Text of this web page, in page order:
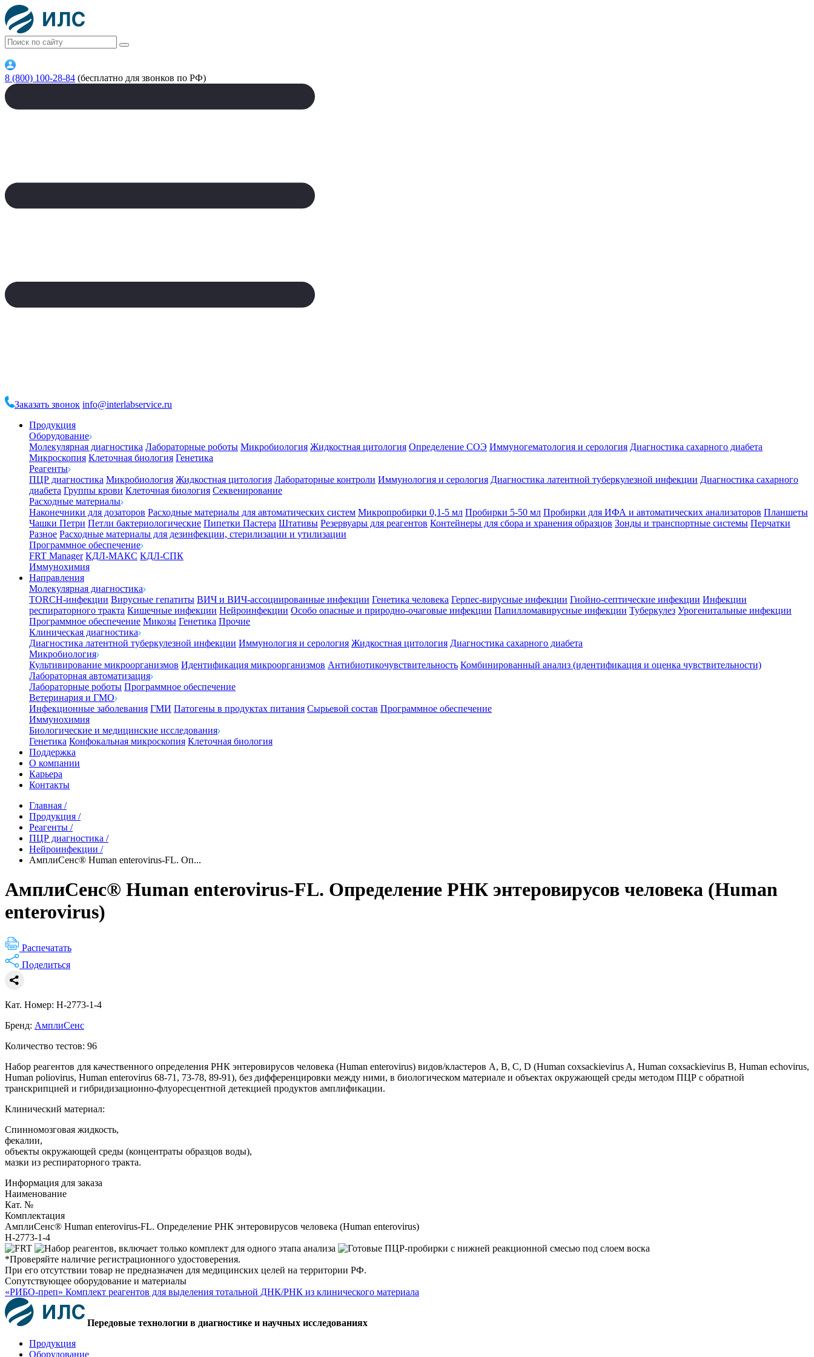
8 (800) 100-28-84 (бесплатно для звонков по РФ)
Заказать звонок info@interlabservice.ru
Продукция
Оборудование
Молекулярная диагностика Лабораторные роботы Микробиология Жидкостная цитология Определение СОЭ Иммуногематология и серология Диагностика сахарного диабета
Микроскопия Клеточная биология Генетика
Реагенты
ПЦР диагностика Микробиология Жидкостная цитология Лабораторные контроли Иммунология и серология Диагностика латентной туберкулезной инфекции Диагностика сахарного
диабета Группы крови Клеточная биология Секвенирование
Расходные материалы
Наконечники для дозаторов Расходные материалы для автоматических систем Микропробирки 0,1-5 мл Пробирки 5-50 мл Пробирки для ИФА и автоматических анализаторов Планшеты
Чашки Петри Петли бактериологические Пипетки Пастера Штативы Резервуары для реагентов Контейнеры для сбора и хранения образцов Зонды и транспортные системы Перчатки
Разное Расходные материалы для дезинфекции, стерилизации и утилизации
Программное обеспечение
FRT Manager КДЛ-МАКС КДЛ-СПК
Иммунохимия
Направления
Молекулярная диагностика
TORCH-инфекции Вирусные гепатиты ВИЧ и ВИЧ-ассоциированные инфекции Генетика человека Герпес-вирусные инфекции Гнойно-септические инфекции Инфекции
респираторного тракта Кишечные инфекции Нейроинфекции Особо опасные и природно-очаговые инфекции Папилломавирусные инфекции Туберкулез Урогенитальные инфекции
Программное обеспечение Микозы Генетика Прочие
Клиническая диагностика
Диагностика латентной туберкулезной инфекции Иммунология и серология Жидкостная цитология Диагностика сахарного диабета
Микробиология
Культивирование микроорганизмов Идентификация микроорганизмов Антибиотикочувствительность Комбинированный анализ (идентификация и оценка чувствительности)
Лабораторная автоматизация
Лабораторные роботы Программное обеспечение
Ветеринария и ГМО
Инфекционные заболевания ГМИ Патогены в продуктах питания Сырьевой состав Программное обеспечение
Иммунохимия
Биологические и медицинские исследования
Генетика Конфокальная микроскопия Клеточная биология
Поддержка
О компании
Карьера
Контакты
Главная /
Продукция /
Реагенты /
ПЦР диагностика /
Нейроинфекции /
АмплиСенс® Human enterovirus-FL. Оп...
АмплиСенс® Human enterovirus-FL. Определение РНК энтеровирусов человека (Human
enterovirus)
Распечатать
Поделиться
Кат. Номер: H-2773-1-4
Бренд: АмплиСенс
Количество тестов: 96
Набор реагентов для качественного определения РНК энтеровирусов человека (Human enterovirus) видов/кластеров А, В, С, D (Human coxsackievirus A, Human coxsackievirus В, Human echovirus,
Human poliovirus, Human enterovirus 68-71, 73-78, 89-91), без дифференцировки между ними, в биологическом материале и объектах окружающей среды методом ПЦР с обратной
транскрипцией и гибридизационно-флуоресцентной детекцией продуктов амплификации.
Клинический материал:
Спинномозговая жидкость,
фекалии,
объекты окружающей среды (концентраты образцов воды),
мазки из респираторного тракта.
Информация для заказа
Наименование
Кат. №
Комплектация
АмплиСенс® Human enterovirus-FL. Определение РНК энтеровирусов человека (Human enterovirus)
H-2773-1-4
*Проверяйте наличие регистрационного удостоверения.
При его отсутствии товар не предназначен для медицинских целей на территории РФ.
Сопутствующее оборудование и материалы
«РИБО-преп» Комплект реагентов для выделения тотальной ДНК/РНК из клинического материала
Передовые технологии в диагностике и научных исследованиях
Продукция
Оборудование